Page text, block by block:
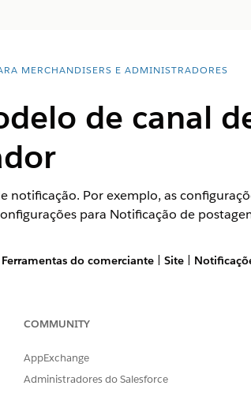
MERCHANDISERS E ADMINISTRADORES
de canal
Por exemplo, as
para Notificação de
Ferramentas do comerciante| Site|
deve alterá-lo no modelo de canal.
personalizadas na notificação,
COMMUNITY
AppExchange
Administradores do Salesforce